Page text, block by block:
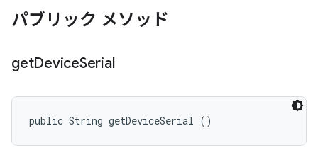
パブリック メソッド
getDeviceSerial
public String getDeviceSerial ()